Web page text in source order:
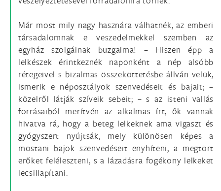
Már most mily nagy hasznára válhatnék, az emberi
társadalomnak e veszedelmekkel szemben az
egyház szolgáinak buzgalma! – Hiszen épp a
lelkészek érintkeznék naponként a nép alsóbb
rétegeivel s bizalmas összeköttetésbe állván velük,
ismerik e néposztályok szenvedéseit és bajait; –
közelről látják szíveik sebeit; – s az isteni vallás
forrásaiból merítvén az alkalmas írt, ők vannak
hivatva rá, hogy a beteg lelkeknek ama vigaszt és
gyógyszert nyújtsák, mely különösen képes a
mostani bajok szenvedéseit enyhíteni, a megtört
erőket feléleszteni, s a lázadásra fogékony lelkeket
lecsillapítani.